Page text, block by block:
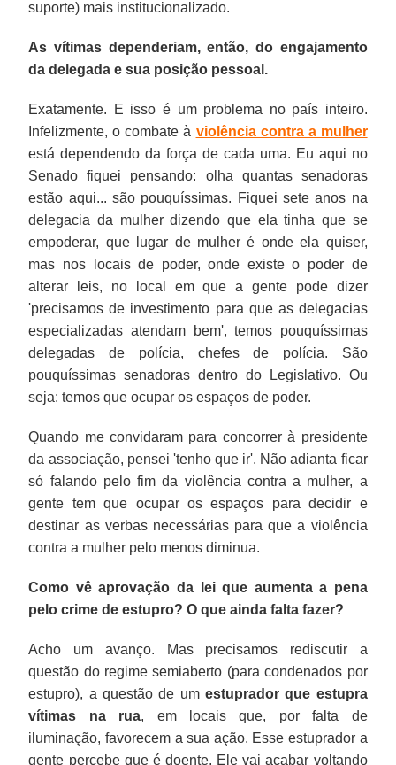
suporte) mais institucionalizado.
As vítimas dependeriam, então, do engajamento
da delegada e sua posição pessoal.
Exatamente. E isso é um problema no país inteiro.
Infelizmente, o combate à violência contra a mulher
está dependendo da força de cada uma. Eu aqui no
Senado fiquei pensando: olha quantas senadoras
estão aqui... são pouquíssimas. Fiquei sete anos na
delegacia da mulher dizendo que ela tinha que se
empoderar, que lugar de mulher é onde ela quiser,
mas nos locais de poder, onde existe o poder de
alterar leis, no local em que a gente pode dizer
'precisamos de investimento para que as delegacias
especializadas atendam bem', temos pouquíssimas
delegadas de polícia, chefes de polícia. São
pouquíssimas senadoras dentro do Legislativo. Ou
seja: temos que ocupar os espaços de poder.
Quando me convidaram para concorrer à presidente
da associação, pensei 'tenho que ir'. Não adianta ficar
só falando pelo fim da violência contra a mulher, a
gente tem que ocupar os espaços para decidir e
destinar as verbas necessárias para que a violência
contra a mulher pelo menos diminua.
Como vê aprovação da lei que aumenta a pena
pelo crime de estupro? O que ainda falta fazer?
Acho um avanço. Mas precisamos rediscutir a
questão do regime semiaberto (para condenados por
estupro), a questão de um estuprador que estupra
vítimas na rua, em locais que, por falta de
iluminação, favorecem a sua ação. Esse estuprador a
gente percebe que é doente. Ele vai acabar voltando